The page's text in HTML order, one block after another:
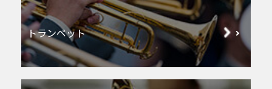
トランペット